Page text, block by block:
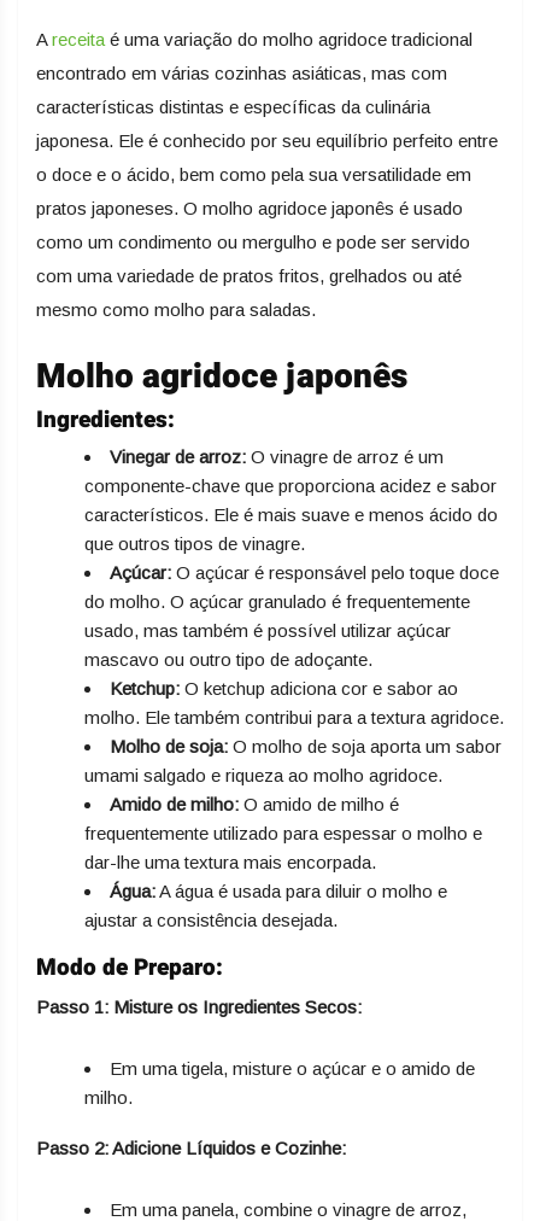
Areceita é uma variação do molho agridoce tradicional
encontrado em várias cozinhas asiáticas, mas com
características distintas e específicas da culinária
japonesa. Ele é conhecido por seu equilíbrio perfeito entre
o doce e o ácido, bem como pela sua versatilidade em
pratos japoneses. O molho agridoce japonês é usado
como um condimento ou mergulho e pode ser servido
com uma variedade de pratos fritos, grelhados ou até
mesmo como molho para saladas.
Molho agridoce japonês
Ingredientes:
Vinegar de arroz: O vinagre de arroz é um
componente-chave que proporciona acidez e sabor
característicos. Ele é mais suave e menos ácido do
que outros tipos de vinagre.
Açúcar: O açúcar é responsável pelo toque doce
do molho. O açúcar granulado é frequentemente
usado, mas também é possível utilizar açúcar
mascavo ou outro tipo de adoçante.
Ketchup: O ketchup adiciona cor e sabor ao
molho. Ele também contribui para a textura agridoce.
Molho de soja: O molho de soja aporta um sabor
umami salgado e riqueza ao molho agridoce.
Amido de milho: O amido de milho é
frequentemente utilizado para espessar o molho e
dar-lhe uma textura mais encorpada.
Água:A água é usada para diluir o molho e
ajustar a consistência desejada.
Modo de Preparo:
Passo 1: Misture os Ingredientes Secos:
Em uma tigela, misture o açúcar e o amido de
milho.
Passo 2: Adicione Líquidos e Cozinhe:
Em uma panela, combine o vinagre de arroz,